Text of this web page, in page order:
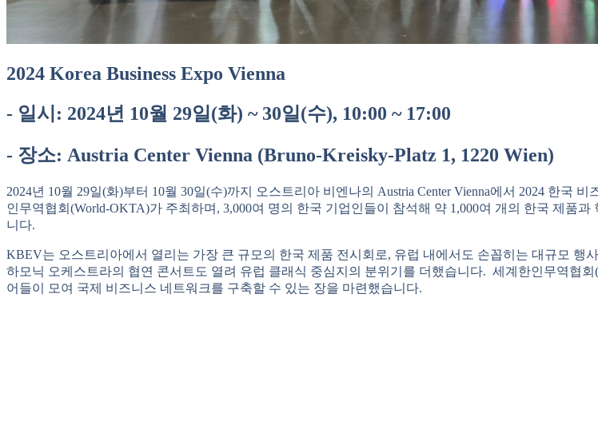
2024 Korea Business Expo Vienna
- 일시: 2024년 10월 29일(화) ~ 30일(수), 10:00 ~ 17:00
- 장소: Austria Center Vienna (Bruno-Kreisky-Platz 1, 1220 Wien)
2024년 10월 29일(화)부터 10월 30일(수)까지 오스트리아 비엔나의 Austria Center Vienna에서 2024 한국
인무역협회(World-OKTA)가 주최하며, 3,000여 명의 한국 기업인들이 참석해 약 1,000여 개의 한국 제품
니다.
KBEV는 오스트리아에서 열리는 가장 큰 규모의 한국 제품 전시회로, 유럽 내에서도 손꼽히는 대규모 행
하모닉 오케스트라의 협연 콘서트도 열려 유럽 클래식 중심지의 분위기를 더했습니다. 세계한인무역협
어들이 모여 국제 비즈니스 네트워크를 구축할 수 있는 장을 마련했습니다.